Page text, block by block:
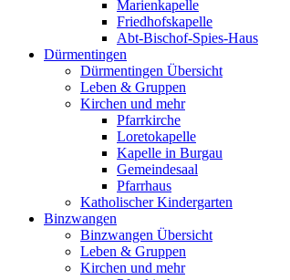
Marienkapelle
Friedhofskapelle
Abt-Bischof-Spies-Haus
Dürmentingen
Dürmentingen Übersicht
Leben & Gruppen
Kirchen und mehr
Pfarrkirche
Loretokapelle
Kapelle in Burgau
Gemeindesaal
Pfarrhaus
Katholischer Kindergarten
Binzwangen
Binzwangen Übersicht
Leben & Gruppen
Kirchen und mehr